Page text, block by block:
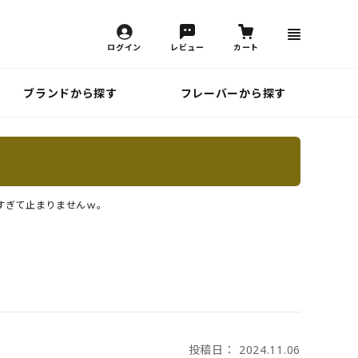
ログイン レビュー カート
ブランドから探す フレーバーから探す
ぎて止まりませんｗ。
投稿日： 2024.11.06